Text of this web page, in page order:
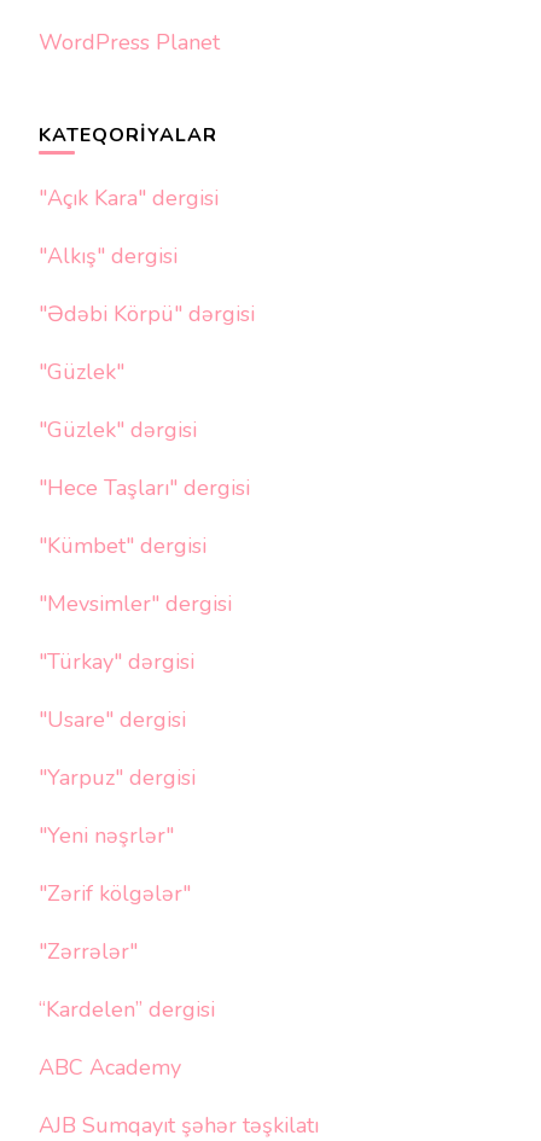
WordPress Planet
KATEQORIYALAR
"Açık Kara" dergisi
"Alkış" dergisi
"Ədəbi Körpü" dərgisi
"Güzlek"
"Güzlek" dərgisi
"Hece Taşları" dergisi
"Kümbet" dergisi
"Mevsimler" dergisi
"Türkay" dərgisi
"Usare" dergisi
"Yarpuz" dergisi
"Yeni nəşrlər"
"Zərif kölgələr"
"Zərrələr"
“Kardelen” dergisi
ABC Academy
AJB Sumqayıt şəhər təşkilatı